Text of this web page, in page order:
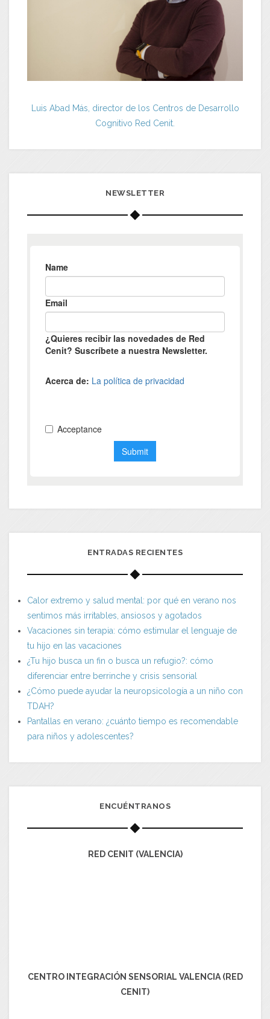
Luis Abad Más, director de los Centros de Desarrollo
Cognitivo Red Cenit.
NEWSLETTER
ENTRADAS RECIENTES
Calor extremo y salud mental: por qué en verano nos
sentimos más irritables, ansiosos y agotados
Vacaciones sin terapia: cómo estimular el lenguaje de
tu hijo en las vacaciones
¿Tu hijo busca un fin o busca un refugio?: cómo
diferenciar entre berrinche y crisis sensorial
¿Cómo puede ayudar la neuropsicología a un niño con
TDAH?
Pantallas en verano: ¿cuánto tiempo es recomendable
para niños y adolescentes?
ENCUÉNTRANOS
RED CENIT (VALENCIA)
CENTRO INTEGRACIÓN SENSORIAL VALENCIA (RED
CENIT)